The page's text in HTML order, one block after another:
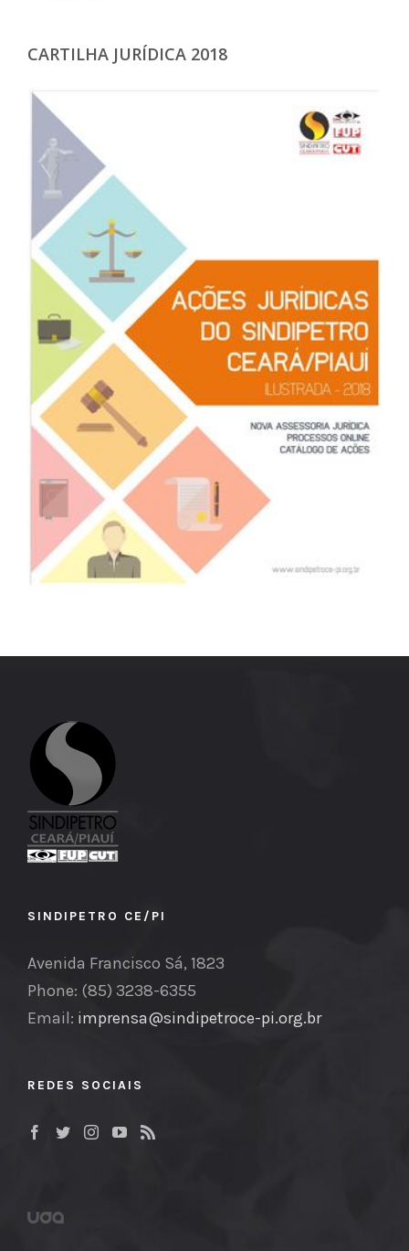
CARTILHA JURÍDICA 2018
SINDIPETRO CE/PI
Avenida Francisco Sá, 1823
Phone: (85) 3238-6355
Email: imprensa@sindipetroce-pi.org.br
REDES SOCIAIS